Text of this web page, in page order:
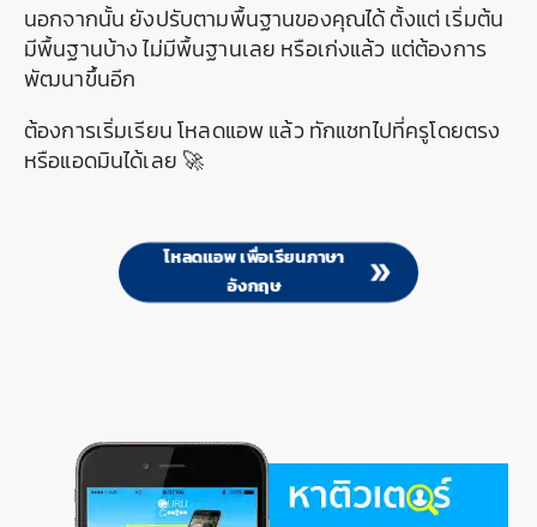
นอกจากนั้น ยังปรับตามพื้นฐานของคุณได้ ตั้งแต่ เริ่มต้น
มีพื้นฐานบ้าง ไม่มีพื้นฐานเลย หรือเก่งแล้ว แต่ต้องการ
พัฒนาขึ้นอีก
ต้องการเริ่มเรียน โหลดแอพ แล้ว ทักแชทไปที่ครูโดยตรง
หรือแอดมินได้เลย 🚀
โหลดแอพ เพื่อเรียนภาษา
อังกฤษ